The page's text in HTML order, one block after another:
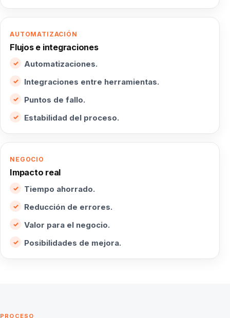
AUTOMATIZACIÓN
Flujos e integraciones
Automatizaciones.
Integraciones entre herramientas.
Puntos de fallo.
Estabilidad del proceso.
NEGOCIO
Impacto real
Tiempo ahorrado.
Reducción de errores.
Valor para el negocio.
Posibilidades de mejora.
PROCESO